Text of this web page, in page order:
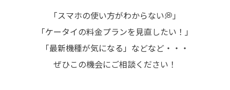
「スマホの使い方がわからない💭」
「ケータイの料金プランを見直したい！」
「最新機種が気になる」などなど・・・
ぜひこの機会にご相談ください！